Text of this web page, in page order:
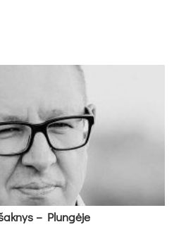
– Plun­gė­je